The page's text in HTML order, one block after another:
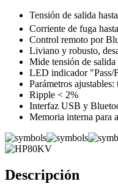
Tensión de salida
Corriente de fuga
Control remoto por
Liviano y robusto,
Mide tensión de
LED indicador "Pass/
Parámetros
Ripple < 2%
Interfaz USB y
Memoria interna para
Descripción